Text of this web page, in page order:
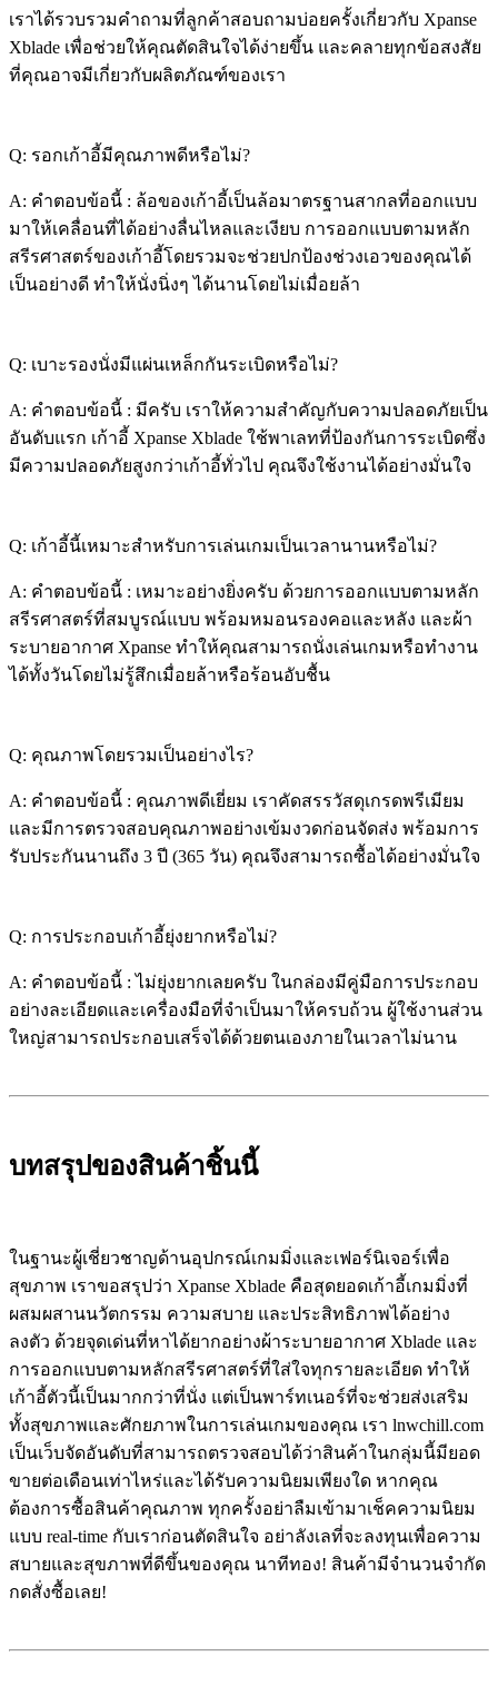
เราได้รวบรวมคำถามที่ลูกค้าสอบถามบ่อยครั้งเกี่ยวกับ Xpanse
Xblade เพื่อช่วยให้คุณตัดสินใจได้ง่ายขึ้น และคลายทุกข้อสงสัย
ที่คุณอาจมีเกี่ยวกับผลิตภัณฑ์ของเรา
Q: รอกเก้าอี้มีคุณภาพดีหรือไม่?
A: คำตอบข้อนี้ : ล้อของเก้าอี้เป็นล้อมาตรฐานสากลที่ออกแบบ
มาให้เคลื่อนที่ได้อย่างลื่นไหลและเงียบ การออกแบบตามหลัก
สรีรศาสตร์ของเก้าอี้โดยรวมจะช่วยปกป้องช่วงเอวของคุณได้
เป็นอย่างดี ทำให้นั่งนิ่งๆ ได้นานโดยไม่เมื่อยล้า
Q: เบาะรองนั่งมีแผ่นเหล็กกันระเบิดหรือไม่?
A: คำตอบข้อนี้ : มีครับ เราให้ความสำคัญกับความปลอดภัยเป็น
อันดับแรก เก้าอี้ Xpanse Xblade ใช้พาเลทที่ป้องกันการระเบิดซึ่ง
มีความปลอดภัยสูงกว่าเก้าอี้ทั่วไป คุณจึงใช้งานได้อย่างมั่นใจ
Q: เก้าอี้นี้เหมาะสำหรับการเล่นเกมเป็นเวลานานหรือไม่?
A: คำตอบข้อนี้ : เหมาะอย่างยิ่งครับ ด้วยการออกแบบตามหลัก
สรีรศาสตร์ที่สมบูรณ์แบบ พร้อมหมอนรองคอและหลัง และผ้า
ระบายอากาศ Xpanse ทำให้คุณสามารถนั่งเล่นเกมหรือทำงาน
ได้ทั้งวันโดยไม่รู้สึกเมื่อยล้าหรือร้อนอับชื้น
Q: คุณภาพโดยรวมเป็นอย่างไร?
A: คำตอบข้อนี้ : คุณภาพดีเยี่ยม เราคัดสรรวัสดุเกรดพรีเมียม
และมีการตรวจสอบคุณภาพอย่างเข้มงวดก่อนจัดส่ง พร้อมการ
รับประกันนานถึง 3 ปี (365 วัน) คุณจึงสามารถซื้อได้อย่างมั่นใจ
Q: การประกอบเก้าอี้ยุ่งยากหรือไม่?
A: คำตอบข้อนี้ : ไม่ยุ่งยากเลยครับ ในกล่องมีคู่มือการประกอบ
อย่างละเอียดและเครื่องมือที่จำเป็นมาให้ครบถ้วน ผู้ใช้งานส่วน
ใหญ่สามารถประกอบเสร็จได้ด้วยตนเองภายในเวลาไม่นาน
บทสรุปของสินค้าชิ้นนี้
ในฐานะผู้เชี่ยวชาญด้านอุปกรณ์เกมมิ่งและเฟอร์นิเจอร์เพื่อ
สุขภาพ เราขอสรุปว่า Xpanse Xblade คือสุดยอดเก้าอี้เกมมิ่งที่
ผสมผสานนวัตกรรม ความสบาย และประสิทธิภาพได้อย่าง
ลงตัว ด้วยจุดเด่นที่หาได้ยากอย่างผ้าระบายอากาศ Xblade และ
การออกแบบตามหลักสรีรศาสตร์ที่ใส่ใจทุกรายละเอียด ทำให้
เก้าอี้ตัวนี้เป็นมากกว่าที่นั่ง แต่เป็นพาร์ทเนอร์ที่จะช่วยส่งเสริม
ทั้งสุขภาพและศักยภาพในการเล่นเกมของคุณ เรา lnwchill.com
เป็นเว็บจัดอันดับที่สามารถตรวจสอบได้ว่าสินค้าในกลุ่มนี้มียอด
ขายต่อเดือนเท่าไหร่และได้รับความนิยมเพียงใด หากคุณ
ต้องการซื้อสินค้าคุณภาพ ทุกครั้งอย่าลืมเข้ามาเช็คความนิยม
แบบ real-time กับเราก่อนตัดสินใจ อย่าลังเลที่จะลงทุนเพื่อความ
สบายและสุขภาพที่ดีขึ้นของคุณ นาทีทอง! สินค้ามีจำนวนจำกัด
กดสั่งซื้อเลย!